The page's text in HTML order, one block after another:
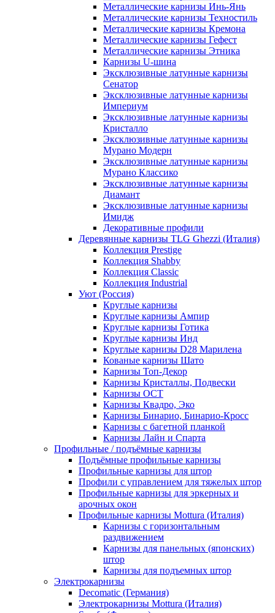
Металлические карнизы Инь-Янь
Металлические карнизы Техностиль
Металлические карнизы Кремона
Металлические карнизы Гефест
Металлические карнизы Этника
Карнизы U-шина
Эксклюзивные латунные карнизы
Сенатор
Эксклюзивные латунные карнизы
Империум
Эксклюзивные латунные карнизы
Кристалло
Эксклюзивные латунные карнизы
Мурано Модерн
Эксклюзивные латунные карнизы
Мурано Классико
Эксклюзивные латунные карнизы
Диамант
Эксклюзивные латунные карнизы
Имидж
Декоративные профили
Деревянные карнизы TLG Ghezzi (Италия)
Коллекция Prestige
Коллекция Shabby
Коллекция Classic
Коллекция Industrial
Уют (Россия)
Круглые карнизы
Круглые карнизы Ампир
Круглые карнизы Готика
Круглые карнизы Инд
Круглые карнизы D28 Марилена
Кованые карнизы Шато
Карнизы Топ-Декор
Карнизы Кристаллы, Подвески
Карнизы ОСТ
Карнизы Квадро, Эко
Карнизы Бинарио, Бинарио-Кросс
Карнизы с багетной планкой
Карнизы Лайн и Спарта
Профильные / подъёмные карнизы
Подъёмные профильные карнизы
Профильные карнизы для штор
Профили с управлением для тяжелых штор
Профильные карнизы для эркерных и
арочных окон
Профильные карнизы Mottura (Италия)
Карнизы с горизонтальным
раздвижением
Карнизы для панельных (японских)
штор
Карнизы для подъемных штор
Электрокарнизы
Decomatic (Германия)
Электрокарнизы Mottura (Италия)